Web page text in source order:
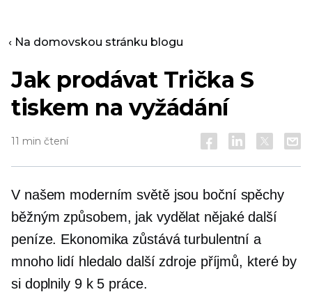
‹ Na domovskou stránku blogu
Jak prodávat Trička S
tiskem na vyžádání
11 min čtení
V našem moderním světě jsou boční spěchy
běžným způsobem, jak vydělat nějaké další
peníze. Ekonomika zůstává turbulentní a
mnoho lidí hledalo další zdroje příjmů, které by
si doplnily 9 k 5 práce.